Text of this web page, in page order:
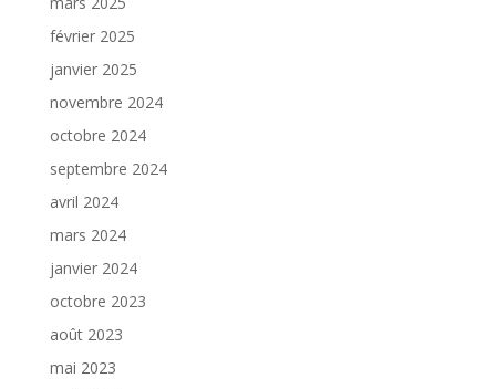
février 2025
janvier 2025
novembre 2024
octobre 2024
septembre 2024
avril 2024
mars 2024
janvier 2024
octobre 2023
août 2023
mai 2023